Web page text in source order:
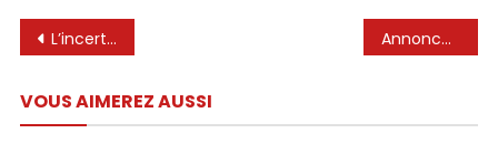
Le
Garçon
L’a
Navigation
l’article
L’incertitude dans le renouvellement du contrat de Leo Messi avec Inter Miami Annonce de Big Lionel Messi faite lundi – Athlon Sports
VOUS AIMEREZ AUSSI